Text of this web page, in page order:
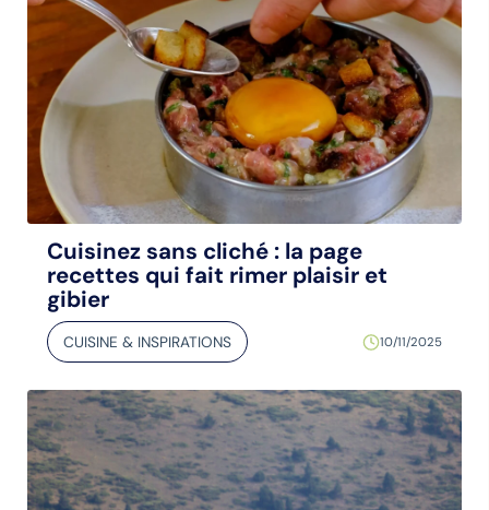
Cuisinez sans cliché : la page
recettes qui fait rimer plaisir et
gibier
CUISINE & INSPIRATIONS 10/11/2025